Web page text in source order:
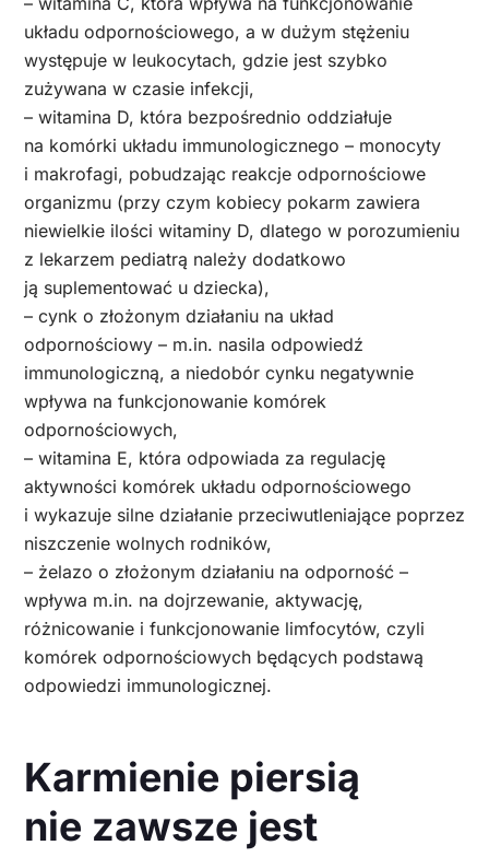
układu odpornościowego, a w dużym stężeniu
występuje w leukocytach, gdzie jest szybko
zużywana w czasie infekcji,
– witamina D, która bezpośrednio oddziałuje
na komórki układu immunologicznego – monocyty
i makrofagi, pobudzając reakcje odpornościowe
organizmu (przy czym kobiecy pokarm zawiera
niewielkie ilości witaminy D, dlatego w porozumieniu
z lekarzem pediatrą należy dodatkowo
ją suplementować u dziecka),
– cynk o złożonym działaniu na układ
odpornościowy – m.in. nasila odpowiedź
immunologiczną, a niedobór cynku negatywnie
wpływa na funkcjonowanie komórek
odpornościowych,
– witamina E, która odpowiada za regulację
aktywności komórek układu odpornościowego
i wykazuje silne działanie przeciwutleniające poprzez
niszczenie wolnych rodników,
– żelazo o złożonym działaniu na odporność –
wpływa m.in. na dojrzewanie, aktywację,
różnicowanie i funkcjonowanie limfocytów, czyli
komórek odpornościowych będących podstawą
odpowiedzi immunologicznej.
Karmienie piersią
nie zawsze jest